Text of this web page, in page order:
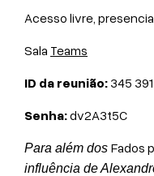
Acesso livre,
Sala Teams
ID da reunião: 345
Senha:dv2A3t5C
Para além dos Fados
influência de